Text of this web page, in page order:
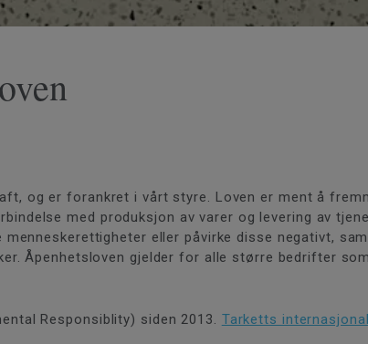
og er forankret i vårt styre. Loven er ment å
med produksjon av varer og levering av
eller påvirke disse negativt,
Åpenhetsloven gjelder for alle større bedrifter
Responsiblity) siden 2013. Tarketts